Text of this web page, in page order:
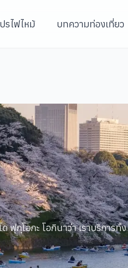
รไฟไหม้ บทความท่องเที่ยว
ฟุกุโอกะ โอกินาว่า เราบริการ